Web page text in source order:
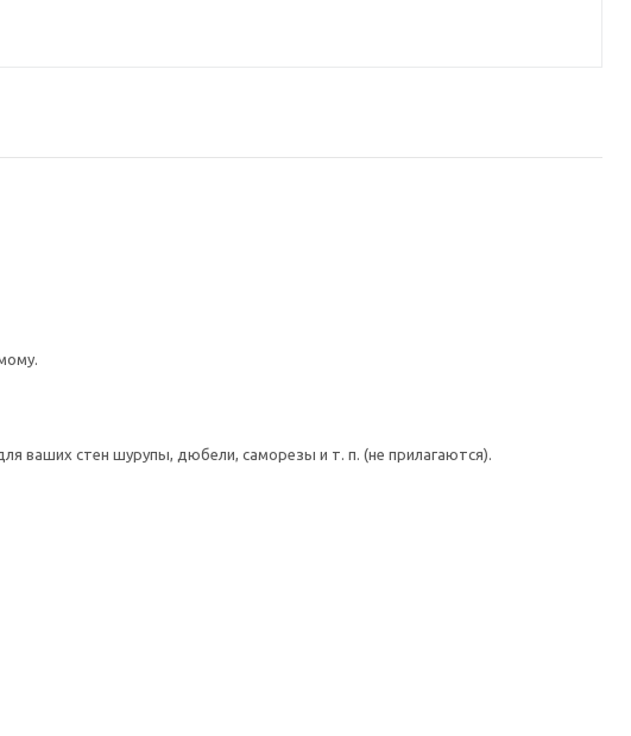
ваших стен шурупы, дюбели, саморезы и т. п. (не прилагаются).